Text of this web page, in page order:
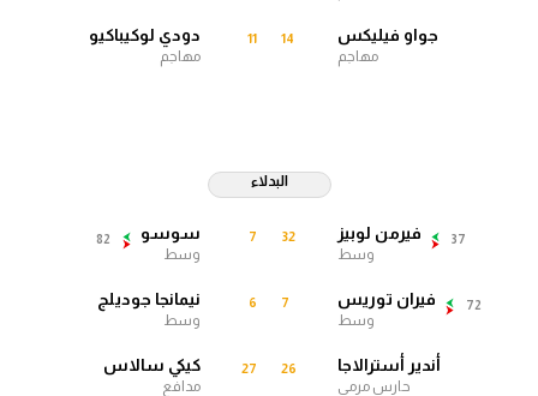
الكرة الأوروبية
الدوري الإنجليزي
القسم الثاني
14 جواو فيليكس
مهاجم
11 دودي لوكيباكيو
مهاجم
البدلاء
32 فيرمن لوبيز
وسط
37
7 سوسو
وسط
7 فيران توريس
وسط
72
6 نيمانجا جوديلج
وسط
26 أندير أسترالاجا
حارس مرمى
27 كيكي سالاس
مدافع